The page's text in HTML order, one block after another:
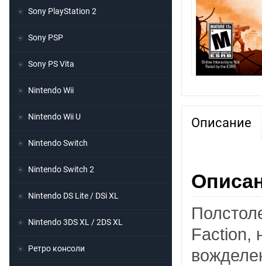
Описание
Faction,
Sony PlayStation 2
Sony PSP
Sony PS Vita
Nintendo Wii
Nintendo Wii U
Nintendo Switch
Nintendo Switch 2
Nintendo DS Lite / DSi XL
Nintendo 3DS XL / 2DS XL
Ретро консоли